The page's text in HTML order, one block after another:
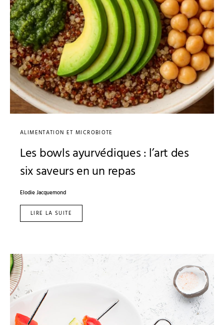
ALIMENTATION ET MICROBIOTE
Les bowls ayurvédiques : l’art des
six saveurs en un repas
Elodie Jacquemond
LIRE LA SUITE